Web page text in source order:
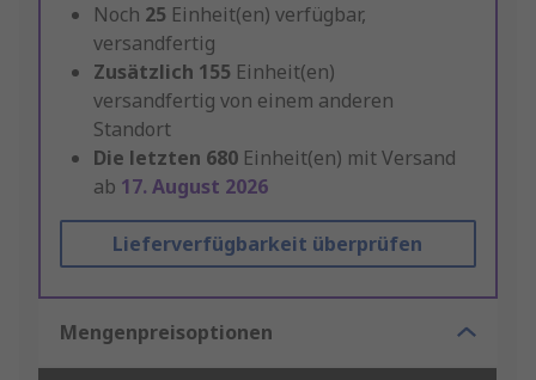
Noch 25 Einheit(en) verfügbar,
versandfertig
Zusätzlich 155 Einheit(en)
versandfertig von einem anderen
Standort
Die letzten 680 Einheit(en) mit Versand
ab 17. August 2026
Lieferverfügbarkeit überprüfen
Mengenpreisoptionen